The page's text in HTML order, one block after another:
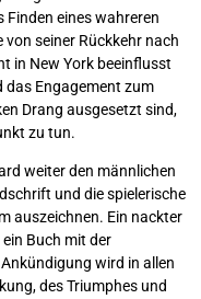
eines wahreren
seiner Rückkehr nach
in New York beeinflusst
das Engagement zum
Drang ausgesetzt sind,
zu tun.
weiter den männlichen
und die spielerische
auszeichnen. Ein nackter
Buch mit der
wird in allen
des Triumphes und